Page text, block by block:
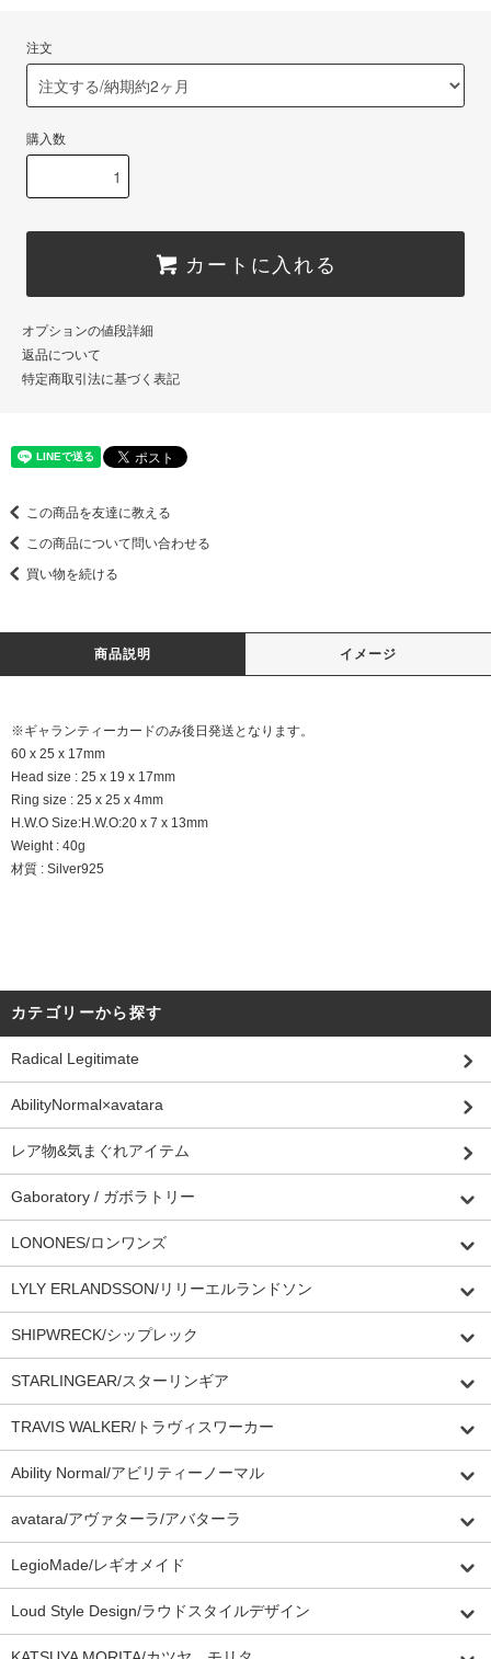
注文
購入数
カートに入れる
オプションの値段詳細
返品について
特定商取引法に基づく表記
この商品を友達に教える
この商品について問い合わせる
買い物を続ける
商品説明 イメージ
※ギャランティーカードのみ後日発送となります。
60 x 25 x 17mm
Head size : 25 x 19 x 17mm
Ring size : 25 x 25 x 4mm
H.W.O Size:H.W.O:20 x 7 x 13mm
Weight : 40g
材質 : Silver925
カテゴリーから探す
Radical Legitimate
AbilityNormal×avatara
レア物&気まぐれアイテム
Gaboratory / ガボラトリー
LONONES/ロンワンズ
LYLY ERLANDSSON/リリーエルランドソン
SHIPWRECK/シップレック
STARLINGEAR/スターリンギア
TRAVIS WALKER/トラヴィスワーカー
Ability Normal/アビリティーノーマル
avatara/アヴァターラ/アバターラ
LegioMade/レギオメイド
Loud Style Design/ラウドスタイルデザイン